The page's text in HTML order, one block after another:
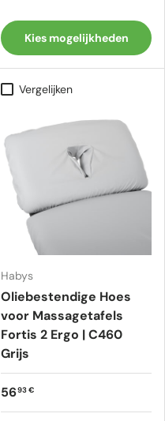
Kies mogelijkheden
Vergelijken
Habys
Oliebestendige Hoes
voor Massagetafels
Fortis 2 Ergo | C460
Grijs
Reguliere prijs
5693 €